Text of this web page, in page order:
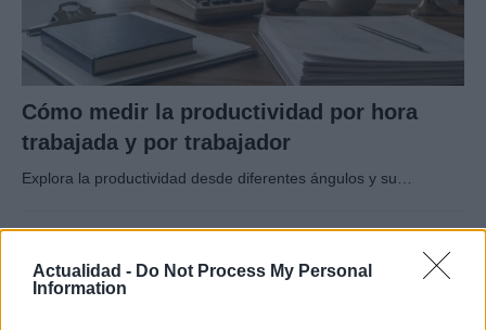
Actualidad - Do Not Process My Personal
Information
Cómo medir la productividad por hora
trabajada y por trabajador
Explora la productividad desde diferentes ángulos y su…